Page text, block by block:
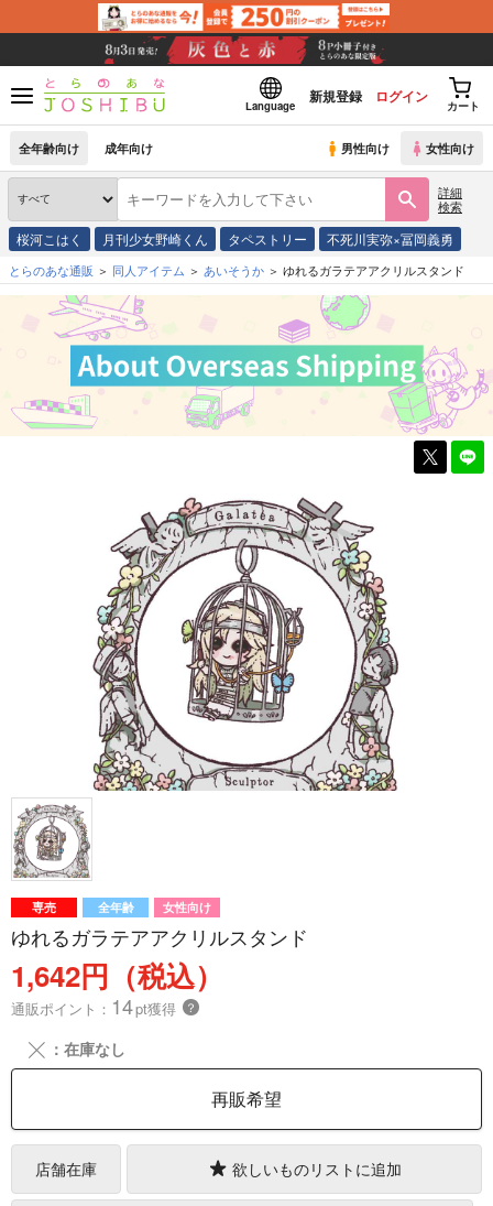
Language
新規登録 ログイン
カート
全年齢向け 成年向け 男性向け 女性向け
詳細
検索
桜河こはく 月刊少女野崎くん タペストリー 不死川実弥×冨岡義勇
とらのあな通販 同人アイテム あいそうか ゆれるガラテアアクリルスタンド
専売 全年齢 女性向け
ゆれるガラテアアクリルスタンド
1,642円（税込）
通販ポイント： 14pt獲得 ？
╳ ：在庫なし
再販希望
店舗在庫 欲しいものリストに追加